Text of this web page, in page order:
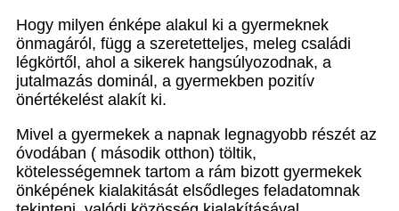
Hogy milyen énképe alakul ki a gyermeknek
önmagáról, függ a szeretetteljes, meleg családi
légkörtől, ahol a sikerek hangsúlyozodnak, a
jutalmazás dominál, a gyermekben pozitív
önértékelést alakít ki.
Mivel a gyermekek a napnak legnagyobb részét az
óvodában ( második otthon) töltik,
kötelességemnek tartom a rám bizott gyermekek
önképének kialakitását elsődleges feladatomnak